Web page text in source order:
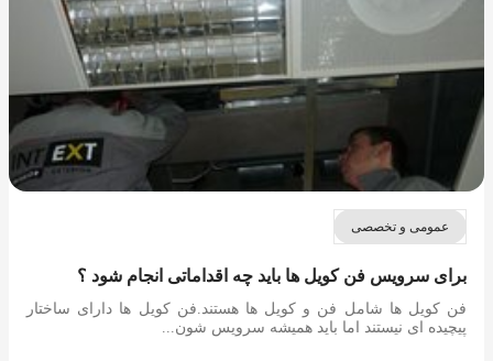
عمومی و تخصصی
برای سرویس فن کویل ها باید چه اقداماتی انجام شود ؟
فن کویل ها شامل فن و کویل ها هستند.فن کویل ها دارای ساختار
پیچیده ای نیستند اما باید همیشه سرویس شون...